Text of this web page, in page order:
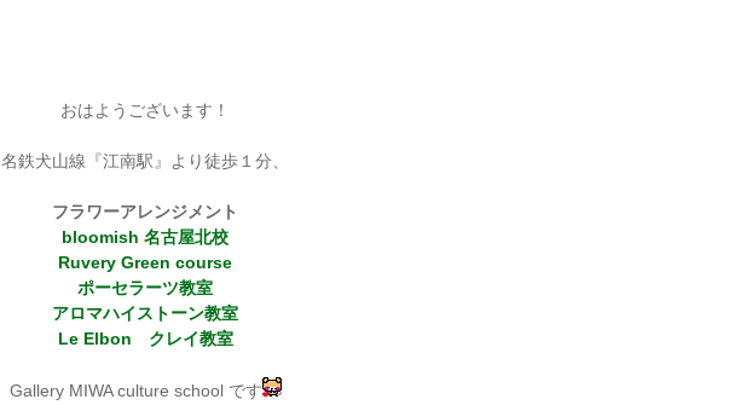
おはようございます！
名鉄犬山線『江南駅』より徒歩１分、
フラワーアレンジメント
bloomish 名古屋北校
Ruvery Green course
ポーセラーツ教室
アロマハイストーン教室
Le Elbon クレイ教室
Gallery MIWA culture school です